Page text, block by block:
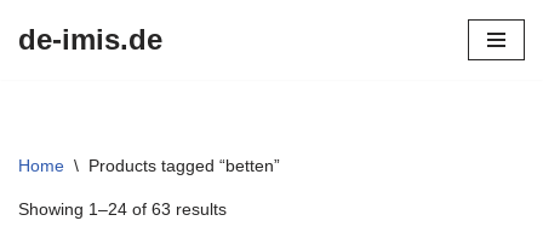
de-imis.de
Home \ Products tagged “betten”
Showing 1–24 of 63 results